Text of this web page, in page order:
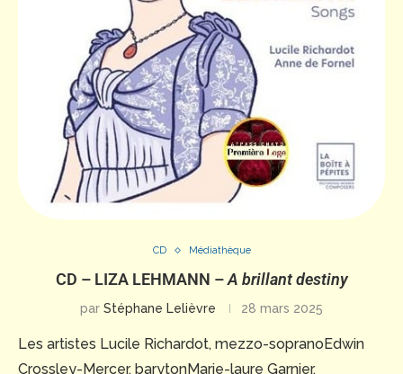
CD Médiathèque
CD – LIZA LEHMANN –A brillant destiny
par Stéphane Lelièvre 28 mars 2025
Les artistes Lucile Richardot, mezzo-sopranoEdwin
Crossley-Mercer, barytonMarie-laure Garnier,